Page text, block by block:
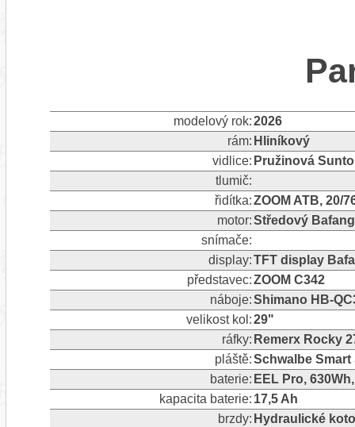
modelový rok:2026
rám: Hliníkový
vidlice: Pružinová
tlumič:
řidítka:ZOOM ATB, 20/
motor:Středový
snímače:
display:TFT display
představec:ZOOM C342
náboje:Shimano HB-
velikost kol:29"
ráfky: Remerx Rocky
pláště:Schwalbe Smart
baterie: EEL Pro,
kapacita baterie: 17,5 Ah
brzdy: Hydraulické